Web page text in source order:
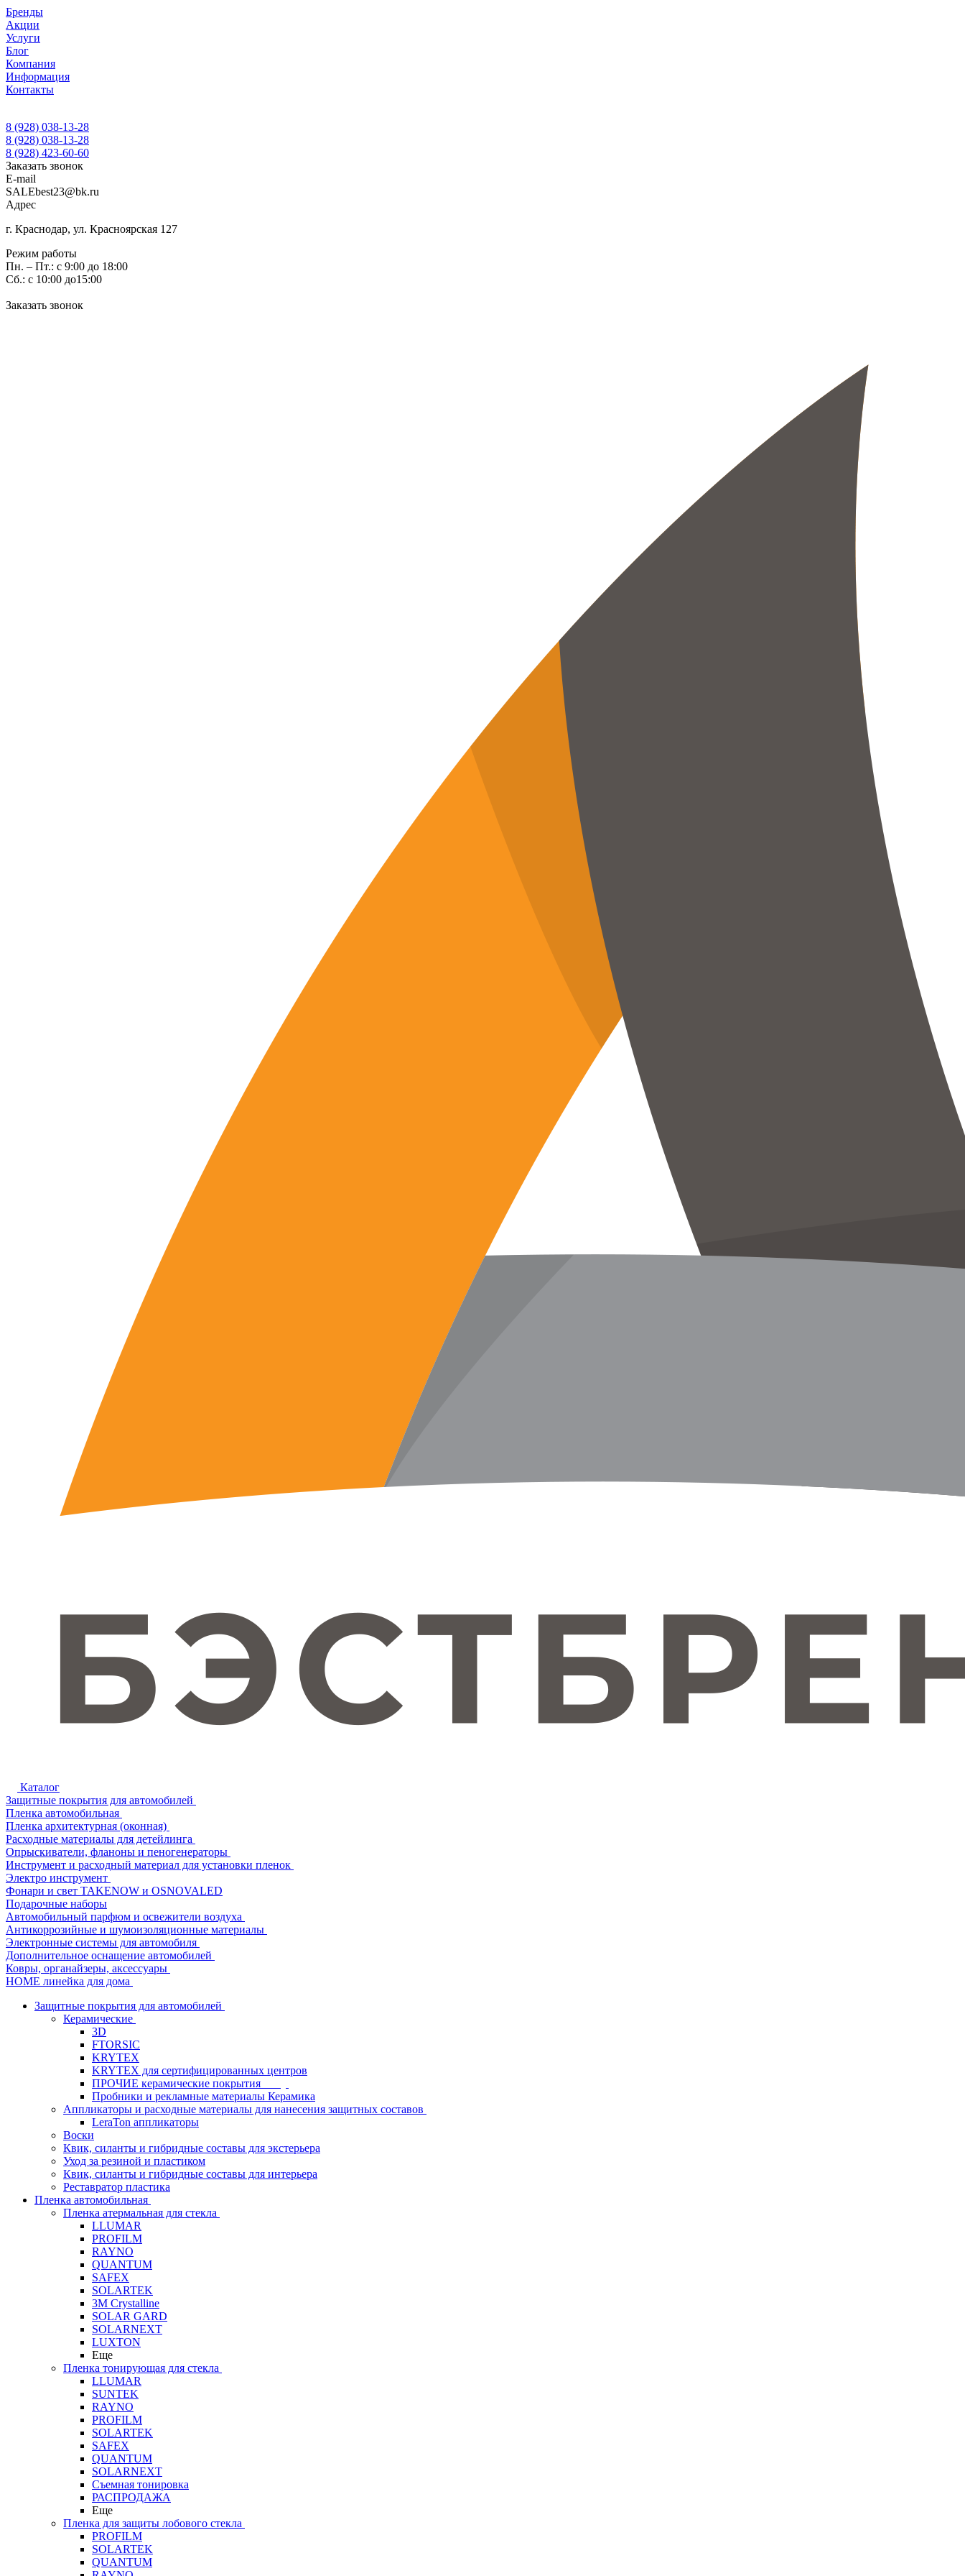
Бренды
Акции
Услуги
Блог
Компания
Информация
Контакты
8 (928) 038-13-28
8 (928) 038-13-28
8 (928) 423-60-60
Заказать звонок
E-mail
SALEbest23@bk.ru
Адрес
г. Краснодар, ул. Красноярская 127
Режим работы
Пн. – Пт.: с 9:00 до 18:00
Сб.: с 10:00 до15:00
Заказать звонок
Каталог
Защитные покрытия для автомобилей
Пленка автомобильная
Пленка архитектурная (оконная)
Расходные материалы для детейлинга
Опрыскиватели, фланоны и пеногенераторы
Инструмент и расходный материал для установки пленок
Электро инструмент
Фонари и свет TAKENOW и OSNOVALED
Подарочные наборы
Автомобильный парфюм и освежители воздуха
Антикоррозийные и шумоизоляционные материалы
Электронные системы для автомобиля
Дополнительное оснащение автомобилей
Ковры, органайзеры, аксессуары
HOME линейка для дома
Защитные покрытия для автомобилей
Керамические
3D
FTORSIC
KRYTEX
KRYTEX для сертифицированных центров
ПРОЧИЕ керамические покрытия
Пробники и рекламные материалы Керамика
Аппликаторы и расходные материалы для нанесения защитных составов
LeraTon аппликаторы
Воски
Квик, силанты и гибридные составы для экстерьера
Уход за резиной и пластиком
Квик, силанты и гибридные составы для интерьера
Реставратор пластика
Пленка автомобильная
Пленка атермальная для стекла
LLUMAR
PROFILM
RAYNO
QUANTUM
SAFEX
SOLARTEK
3M Crystalline
SOLAR GARD
SOLARNEXT
LUXTON
Еще
Пленка тонирующая для стекла
LLUMAR
SUNTEK
RAYNO
PROFILM
SOLARTEK
SAFEX
QUANTUM
SOLARNEXT
Съемная тонировка
РАСПРОДАЖА
Еще
Пленка для защиты лобового стекла
PROFILM
SOLARTEK
QUANTUM